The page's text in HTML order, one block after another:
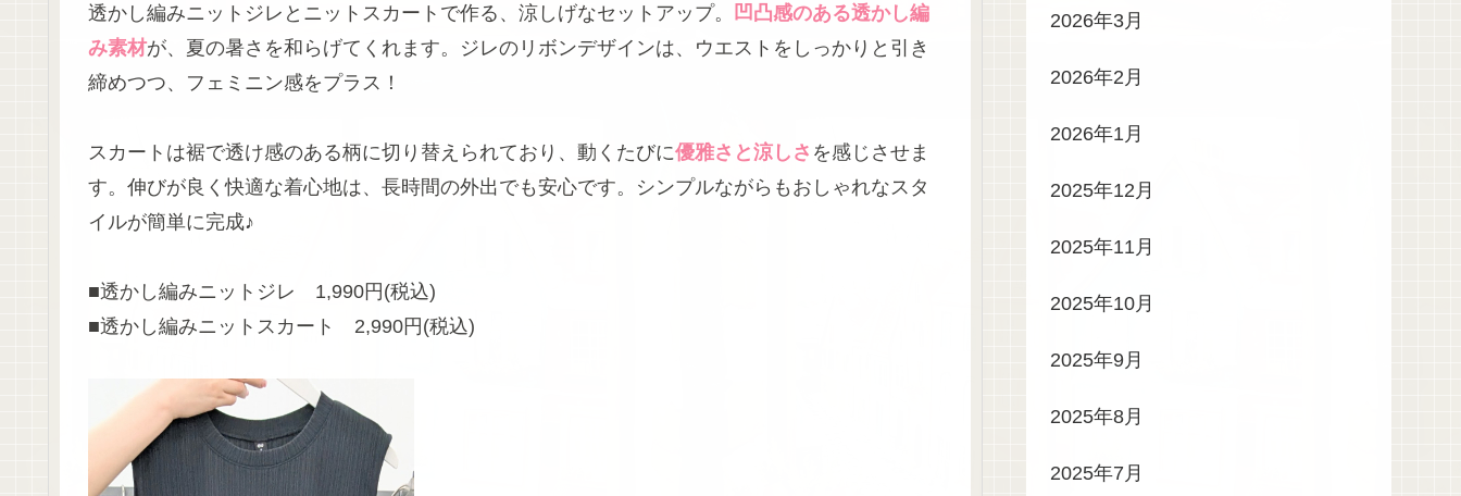
透かし編みニットジレとニットスカートで作る、涼しげなセットアップ。
凹凸感のある透かし編
み素材が、夏の暑さを和らげてくれます。ジレのリボンデザインは、ウエストをしっかりと引き
締めつつ、フェミニン感をプラス！
スカートは裾で透け感のある柄に切り替えられており、動くたびに優雅さと涼しさ を感じさせま
す。伸びが良く快適な着心地は、長時間の外出でも安心です。シンプルながらもおしゃれなスタ
イルが簡単に完成♪
■透かし編みニットジレ 1,990円(税込)
■透かし編みニットスカート 2,990円(税込)
2026年3月
2026年2月
2026年1月
2025年12月
2025年11月
2025年10月
2025年9月
2025年8月
2025年7月